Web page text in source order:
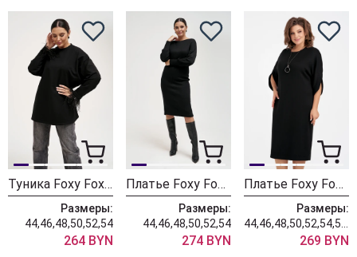
Туника Foxy Fox 1549
Размеры:
44,46,48,50,52,54
264 BYN
Платье Foxy Fox 1547 черный
Размеры:
44,46,48,50,52,54
274 BYN
Платье Foxy Fox 1546 черный
Размеры:
269 BYN